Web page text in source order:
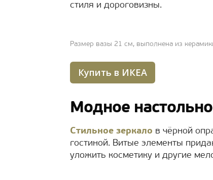
стиля и дороговизны.
Размер вазы 21 см, выполнена из
Купить в ИКЕА
Модное
Стильное зеркало в чёрной
гостиной. Витые элементы
уложить косметику и другие